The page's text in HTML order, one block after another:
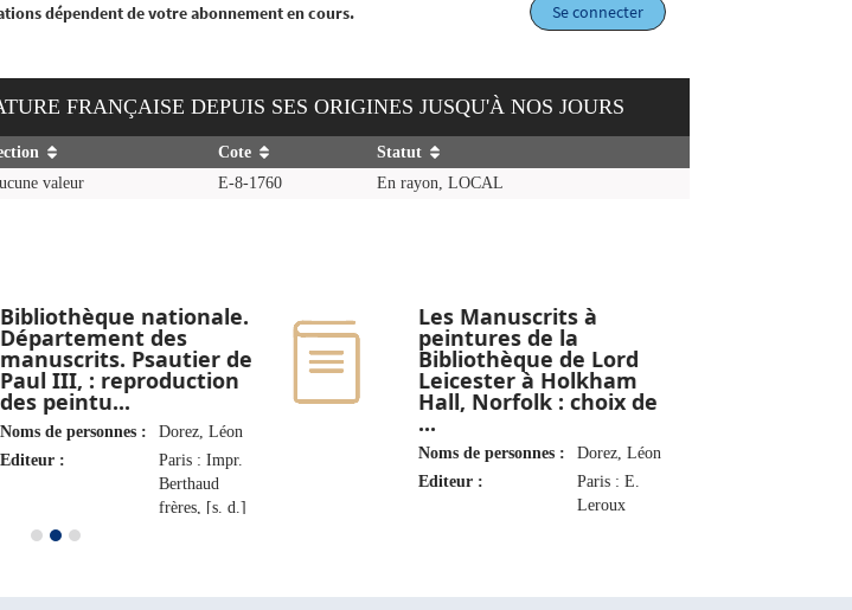
dépendent de votre abonnement en cours. Se connecter
FRANÇAISE DEPUIS SES ORIGINES JUSQU'À NOS JOURS
Cote
Statut
valeur E-8-1760 En rayon, LOCAL
Bibliothèque nationale.
Département des
manuscrits. Psautier de
Paul III, : reproduction
des peintu...
Noms de personnes :
Dorez, Léon
Editeur :
Paris : Impr.
Berthaud
frères, [s. d.]
Les Manuscrits à
peintures de la
Bibliothèque de Lord
Leicester à Holkham
Hall, Norfolk : choix de
...
Noms de personnes :
Dorez, Léon
Editeur :
Paris : E.
Leroux